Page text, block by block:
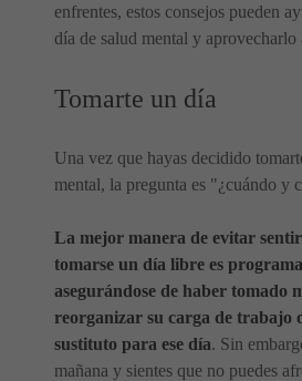
enfrentes, estos consejos pueden
día de salud mental y aprovecharlo
Tomarte un día
Una vez que hayas decidido
mental, la pregunta es "¿cuándo y
La mejor manera de evitar
tomarse un día libre es
asegurándose de haber tomado
reorganizar su carga de trabajo
sustituto para ese día. Sin
mañana y sientes que no puedes